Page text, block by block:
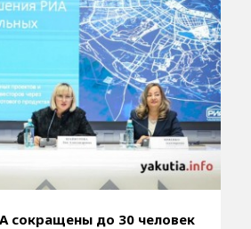
сокращены до 30 человек